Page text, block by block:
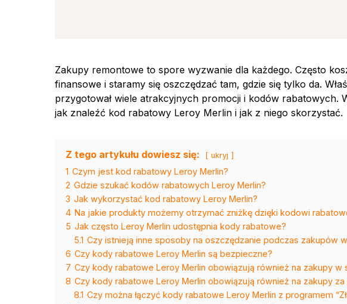
Zakupy remontowe to spore wyzwanie dla każdego. Często
finansowe i staramy się oszczędzać tam, gdzie się tylko da.
przygotował wiele atrakcyjnych promocji i kodów rabatowych.
jak znaleźć kod rabatowy Leroy Merlin i jak z niego skorzystać.
Z tego artykułu dowiesz się: ukryj
1 Czym jest kod rabatowy Leroy Merlin?
2 Gdzie szukać kodów rabatowych Leroy Merlin?
3 Jak wykorzystać kod rabatowy Leroy Merlin?
4 Na jakie produkty możemy otrzymać zniżkę dzięki kodowi
5 Jak często Leroy Merlin udostępnia kody rabatowe?
5.1 Czy istnieją inne sposoby na oszczędzanie podczas zakupów
6 Czy kody rabatowe Leroy Merlin są bezpieczne?
7 Czy kody rabatowe Leroy Merlin obowiązują również na zakupy w
8 Czy kody rabatowe Leroy Merlin obowiązują również na zakupy za
8.1 Czy można łączyć kody rabatowe Leroy Merlin z programem